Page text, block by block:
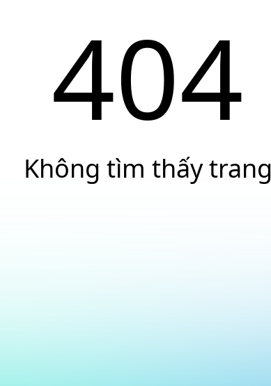
404
Không tìm thấy trang